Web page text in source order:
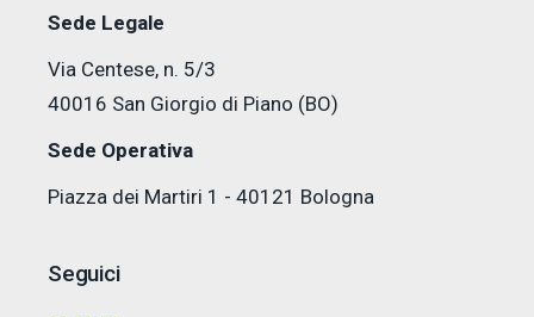
Sede Legale
Via Centese, n. 5/3
40016 San Giorgio di Piano (BO)
Sede Operativa
Piazza dei Martiri 1 - 40121 Bologna
Seguici